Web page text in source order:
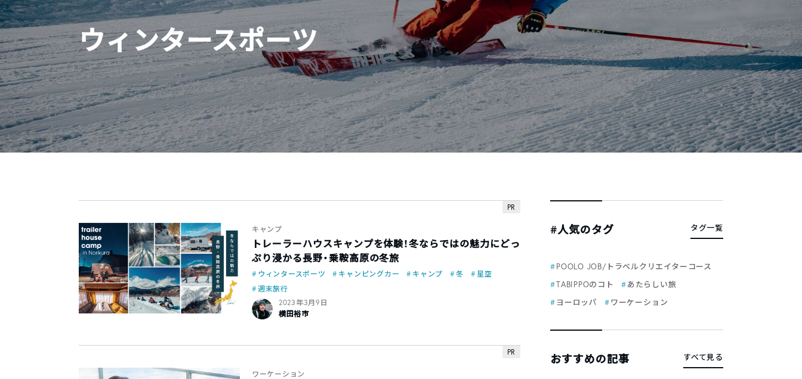
ウィンタースポーツ
PR
キャンプ
トレーラーハウスキャンプを体験！冬ならではの魅力にどっ
ぷり浸かる長野・乗鞍高原の冬旅
ウィンタースポーツ キャンピングカー キャンプ 冬
星空
週末旅行
2023年3月9日
横田裕市
PR
ワーケーション
#人気のタグ タグ一覧
POOLO JOB/トラベルクリエイターコース
TABIPPOのコト
あたらしい旅
ヨーロッパ
ワーケーション
おすすめの記事 すべて見る